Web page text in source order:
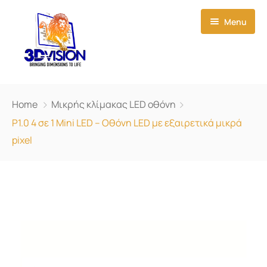
Menu
Σχετικά με εμάς
Δημιουργίες Εκδηλώσεων
Home
Μικρής κλίμακας LED οθόνη
P1.0 4 σε 1 Mini LED – Οθόνη LED με εξαιρετικά μικρά
pixel